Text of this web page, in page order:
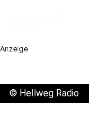
Anzeige
© Hellweg Radio